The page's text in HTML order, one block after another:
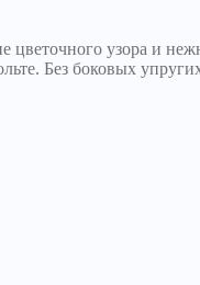
узора и
Без боковых